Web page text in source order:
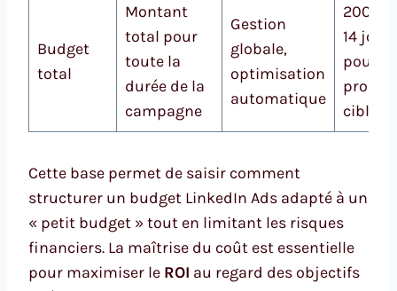
Budget
total
Montant
total pour
toute la
durée de la
campagne
Gestion
globale,
optimisation
automatique
200€
14
pour
ciblée
Cette base permet de saisir comment
structurer un budget LinkedIn Ads adapté à un
« petit budget » tout en limitant les risques
financiers. La maîtrise du coût est essentielle
pour maximiser le ROI au regard des objectifs